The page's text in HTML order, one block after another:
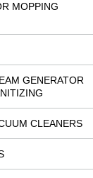
MOPPING
GENERATOR
CLEANERS